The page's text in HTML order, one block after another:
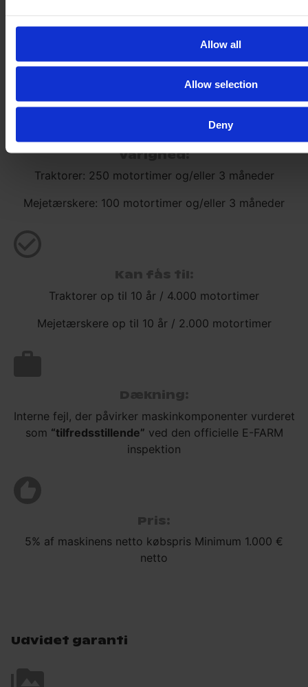
Allow all
Allow selection
Deny
Hvilken garantimulighed passer
Varighed:
Traktorer: 250 motortimer og/eller 3 måneder
Mejetærskere: 100 motortimer og/eller 3 måneder
Kan fås til:
Traktorer op til 10 år / 4.000 motortimer
Mejetærskere op til 10 år / 2.000 motortimer
Dækning:
Interne fejl, der påvirker maskinkomponenter vurderet
som “tilfredsstillende” ved den officielle E-FARM
inspektion
Pris:
5% af maskinens netto købspris Minimum 1.000 €
netto
Udvidet garanti